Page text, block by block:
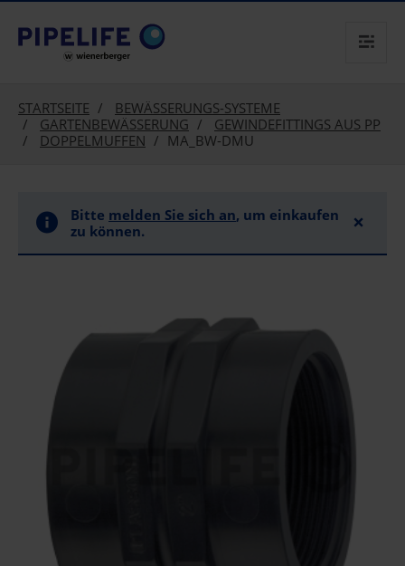
text.skipToContent
text.skipToNavigation
STARTSEITE
BEWÄSSERUNGS-SYSTEME
GARTENBEWÄSSERUNG
GEWINDEFITTINGS AUS PP
DOPPELMUFFEN
MA_BW-DMU
Bitte melden Sie sich an, um einkaufen
zu können.
×